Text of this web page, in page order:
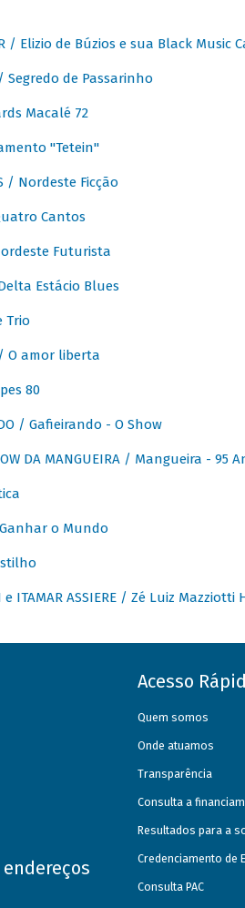
/ Elizio de Búzios e sua Black Music
/ Segredo de Passarinho
Macalé 72
"Tetein"
/ Nordeste Ficção
Cantos
Futurista
Estácio Blues
Trio
/ O amor liberta
80
/ Gafieirando - O Show
DA MANGUEIRA / Mangueira - 95
Ganhar o Mundo
e ITAMAR ASSIERE / Zé Luiz
Acesso
Quem somos
Onde atuamos
Transparência
Consulta a
Resultados para a
Credenciamento de
Consulta PAC